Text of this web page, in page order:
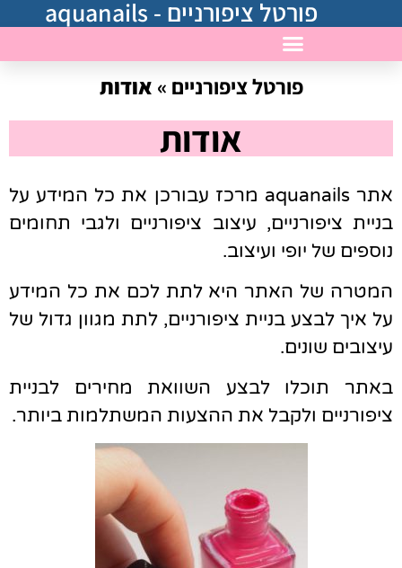
פורטל ציפורניים - aquanails
פורטל ציפורניים » אודות
אודות
אתר aquanails מרכז עבורכן את כל המידע על
בניית ציפורניים, עיצוב ציפורניים ולגבי תחומים
נוספים של יופי ועיצוב.
המטרה של האתר היא לתת לכם את כל המידע
על איך לבצע בניית ציפורניים, לתת מגוון גדול של
עיצובים שונים.
באתר תוכלו לבצע השוואת מחירים לבניית
ציפורניים ולקבל את ההצעות המשתלמות ביותר.